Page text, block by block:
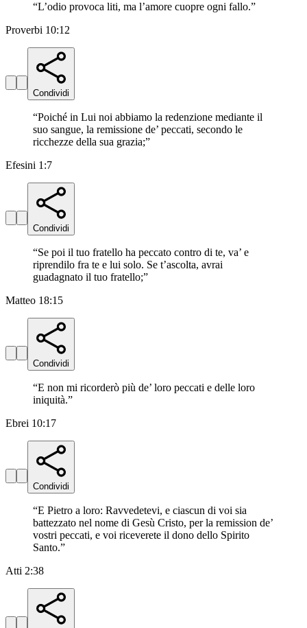
“L’odio provoca liti, ma l’amore cuopre ogni fallo.”
Proverbi 10:12
Condividi
“Poiché in Lui noi abbiamo la redenzione mediante il
suo sangue, la remissione de’ peccati, secondo le
ricchezze della sua grazia;”
Efesini 1:7
Condividi
“Se poi il tuo fratello ha peccato contro di te, va’ e
riprendilo fra te e lui solo. Se t’ascolta, avrai
guadagnato il tuo fratello;”
Matteo 18:15
Condividi
“E non mi ricorderò più de’ loro peccati e delle loro
iniquità.”
Ebrei 10:17
Condividi
“E Pietro a loro: Ravvedetevi, e ciascun di voi sia
battezzato nel nome di Gesù Cristo, per la remission de’
vostri peccati, e voi riceverete il dono dello Spirito
Santo.”
Atti 2:38